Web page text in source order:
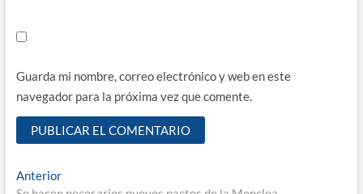
Guarda mi nombre, correo electrónico y web en este
navegador para la próxima vez que comente.
Navegación
AnteriorEntrada